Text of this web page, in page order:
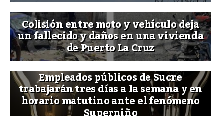
Colisión entre moto y vehículo deja
un fallecido y daños en una vivienda
de Puerto La Cruz
Empleados públicos de Sucre
trabajarán tres días a la semana y en
horario matutino ante el fenómeno